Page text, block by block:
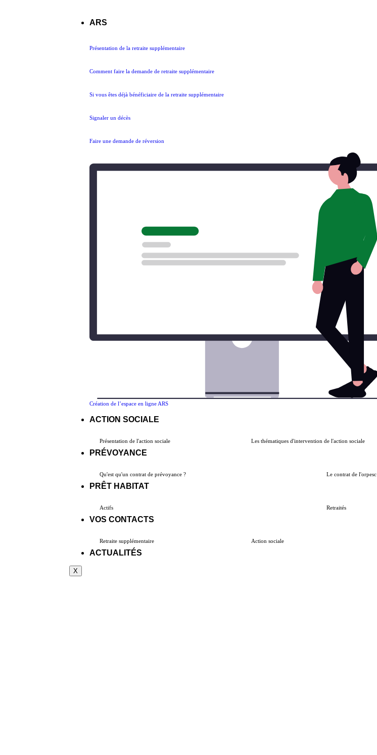
ARS
Présentation de la retraite supplémentaire
Comment faire la demande de retraite supplémentaire
Si vous êtes déjà bénéficiaire de la retraite supplémentaire
Signaler un décès
Faire une demande de réversion
Création de l’espace en ligne ARS
ACTION SOCIALE
Présentation de l'action sociale Les thématiques d'intervention de l'action sociale
PRÉVOYANCE
Qu'est qu'un contrat de prévoyance ? Le contrat de l'orpesc
PRÊT HABITAT
Actifs Retraités
VOS CONTACTS
Retraite supplémentaire Action sociale
ACTUALITÉS
X